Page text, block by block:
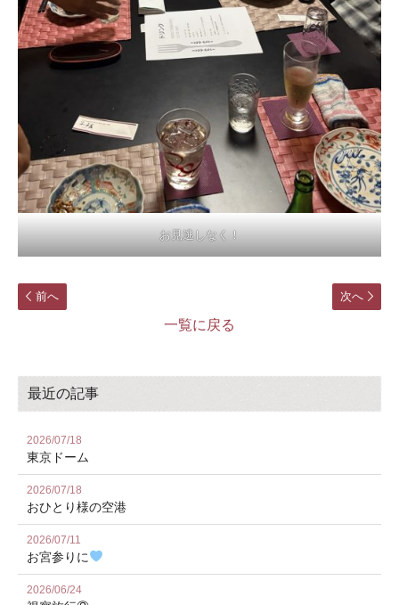
お見逃しなく！
次へ
前へ
一覧に戻る
最近の記事
2026/07/18
東京ドーム
2026/07/18
おひとり様の空港
2026/07/11
お宮参りに
2026/06/24